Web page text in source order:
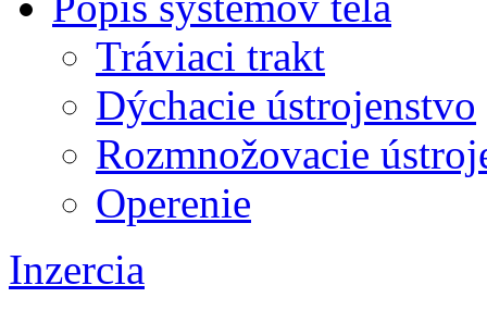
Tráviaci trakt
Dýchacie ústrojenstvo
Rozmnožovacie
Operenie
Inzercia